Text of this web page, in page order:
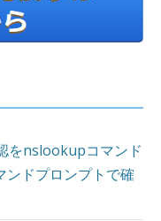
をnslookupコマンド
ンドプロンプトで確